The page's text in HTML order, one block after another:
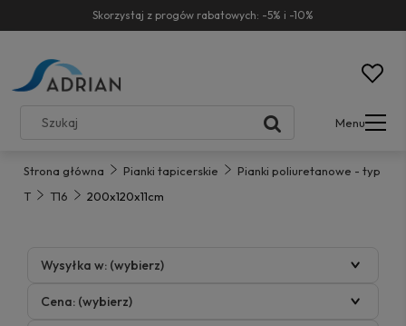
Skorzystaj z progów rabatowych: -5% i -10%
Menu
Strona główna Pianki tapicerskie
Pianki poliuretanowe - typ
T
T16 200x120x11cm
Wysyłka w: (wybierz)
Cena: (wybierz)